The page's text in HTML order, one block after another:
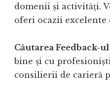
domenii și activități.
oferi ocazii excelente
Căutarea Feedback-
bine și cu
consilierii de carieră